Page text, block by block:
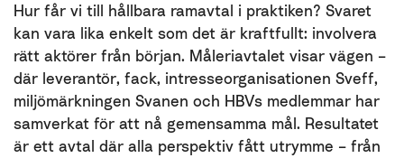
Hur får vi till hållbara ramavtal i praktiken? Svaret
kan vara lika enkelt som det är kraftfullt: involvera
rätt aktörer från början. Måleriavtalet visar vägen –
där leverantör, fack, intresseorganisationen Sveff,
miljömärkningen Svanen och HBVs medlemmar har
samverkat för att nå gemensamma mål. Resultatet
är ett avtal där alla perspektiv fått utrymme – från